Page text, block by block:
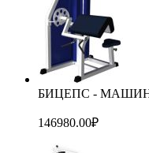
БИЦЕПС - МАШИНА
146980.00₽